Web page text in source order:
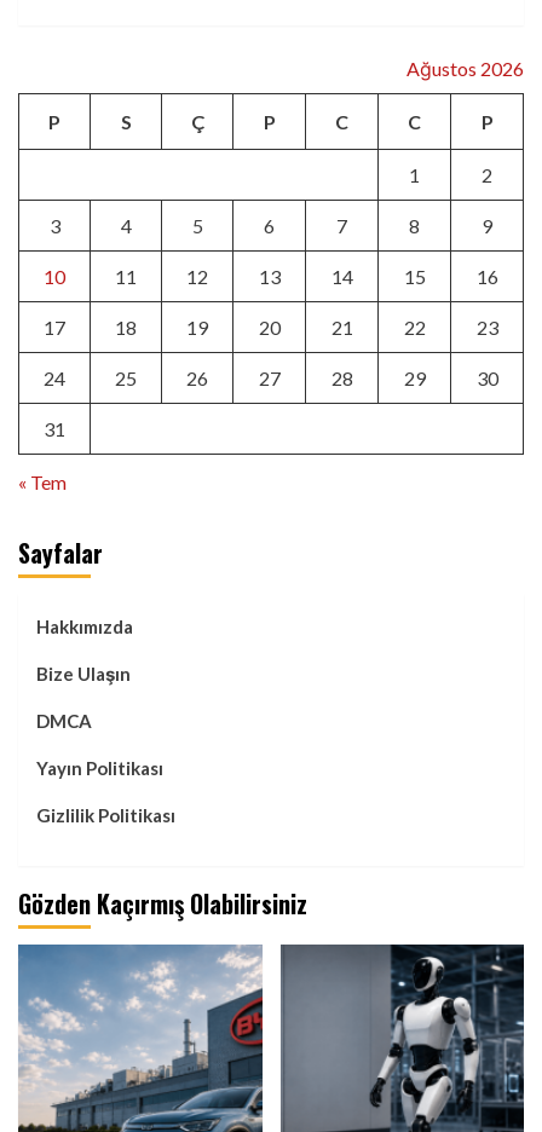
Ağustos 2026
P S Ç P C C P
1 2
3 4 5 6 7 8 9
10 11 12 13 14 15 16
17 18 19 20 21 22 23
24 25 26 27 28 29 30
31
« Tem
Sayfalar
Hakkımızda
Bize Ulaşın
DMCA
Yayın Politikası
Gizlilik Politikası
Gözden Kaçırmış Olabilirsiniz